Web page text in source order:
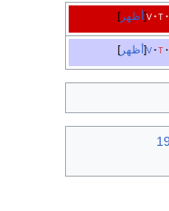
أظهر v t
أظهر v t